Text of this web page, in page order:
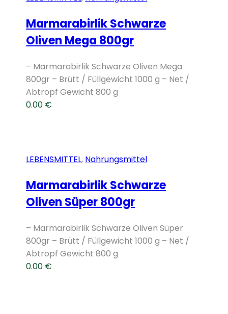
Marmarabirlik Schwarze
Oliven Mega 800gr
– Marmarabirlik Schwarze Oliven Mega
800gr – Brütt / Füllgewicht 1000 g – Net /
Abtropf Gewicht 800 g
0.00 €
LEBENSMITTEL, Nahrungsmittel
Marmarabirlik Schwarze
Oliven Süper 800gr
– Marmarabirlik Schwarze Oliven Süper
800gr – Brütt / Füllgewicht 1000 g – Net /
Abtropf Gewicht 800 g
0.00 €